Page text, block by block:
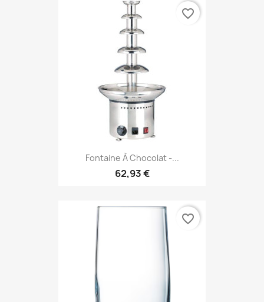
Fontaine À Chocolat -...
62,93 €
favorite_border
favorite_border